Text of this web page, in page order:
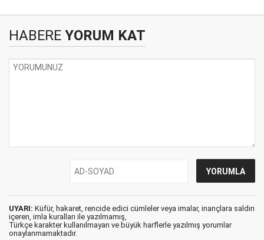
HABERE YORUM KAT
UYARI: Küfür, hakaret, rencide edici cümleler veya imalar, inançlara saldırı
içeren, imla kuralları ile yazılmamış,
Türkçe karakter kullanılmayan ve büyük harflerle yazılmış yorumlar
onaylanmamaktadır.